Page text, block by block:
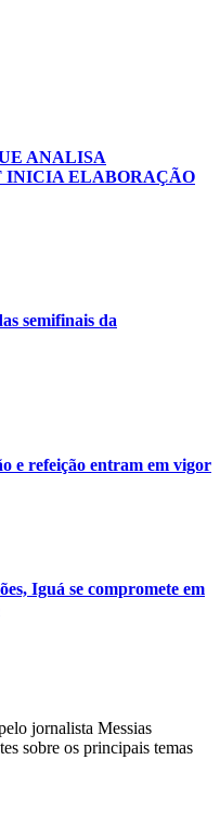
ANALISA
INICIA ELABORAÇÃO
semifinais da
e refeição entram em vigor
Iguá se compromete em
jornalista Messias
sobre os principais temas